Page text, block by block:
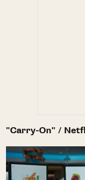
"Carry-On" /